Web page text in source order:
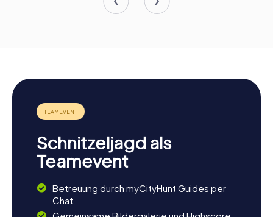
Schnitzeljagd als
Teamevent
Betreuung durch myCityHunt Guides per
Chat